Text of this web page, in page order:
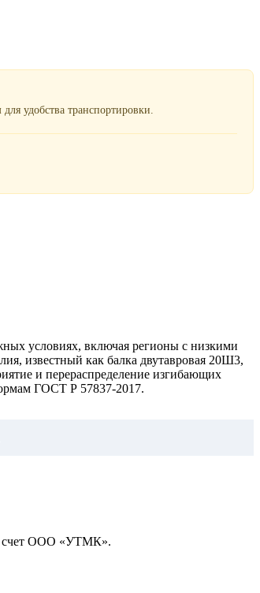
удобства транспортировки.
условиях, включая регионы с низкими
известный как балка двутавровая 20Ш3,
и перераспределение изгибающих
ГОСТ Р 57837-2017.
счет ООО «УТМК».